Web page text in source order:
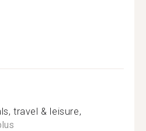
travel & leisure,